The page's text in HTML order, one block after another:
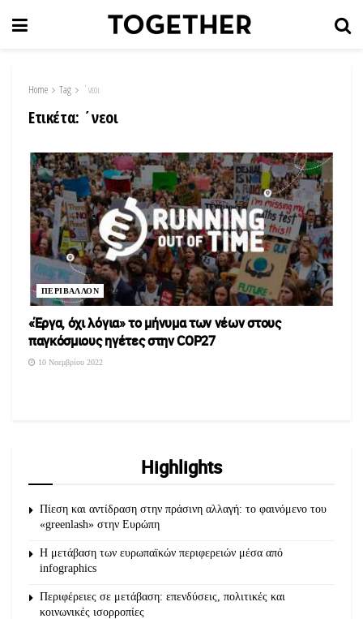
Home Tag ΄νεοι
Ετικέτα: ΄νεοι
ΠΕΡΙΒΑΛΛΟΝ
«Έργα, όχι λόγια» το μήνυμα των νέων στους
παγκόσμιους ηγέτες στην COP27
10 Νοεμβρίου 2022
Highlights
Πίεση και αντίδραση στην πράσινη αλλαγή: το φαινόμενο του
«greenlash» στην Ευρώπη
Η μετάβαση των ευρωπαϊκών περιφερειών μέσα από
infographics
Περιφέρειες σε μετάβαση: επενδύσεις, πολιτικές και
κοινωνικές ισορροπίες